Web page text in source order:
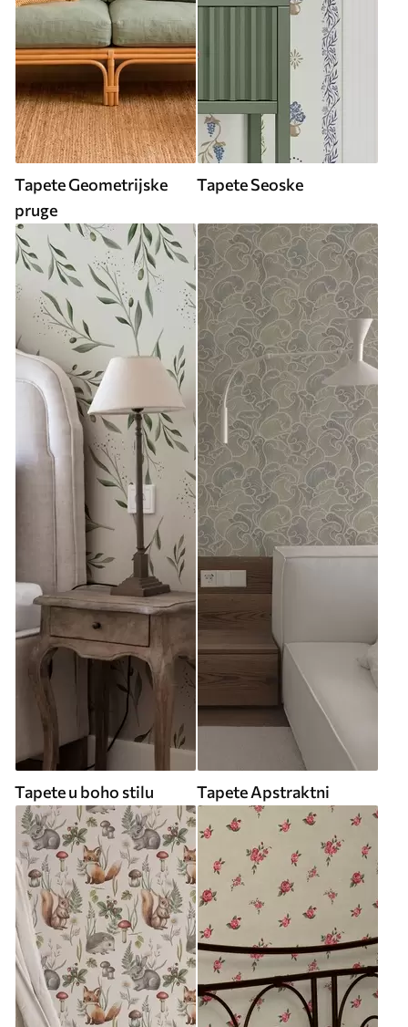
Tapete Geometrijske
pruge
Tapete Seoske
Tapete u boho stilu Tapete Apstraktni